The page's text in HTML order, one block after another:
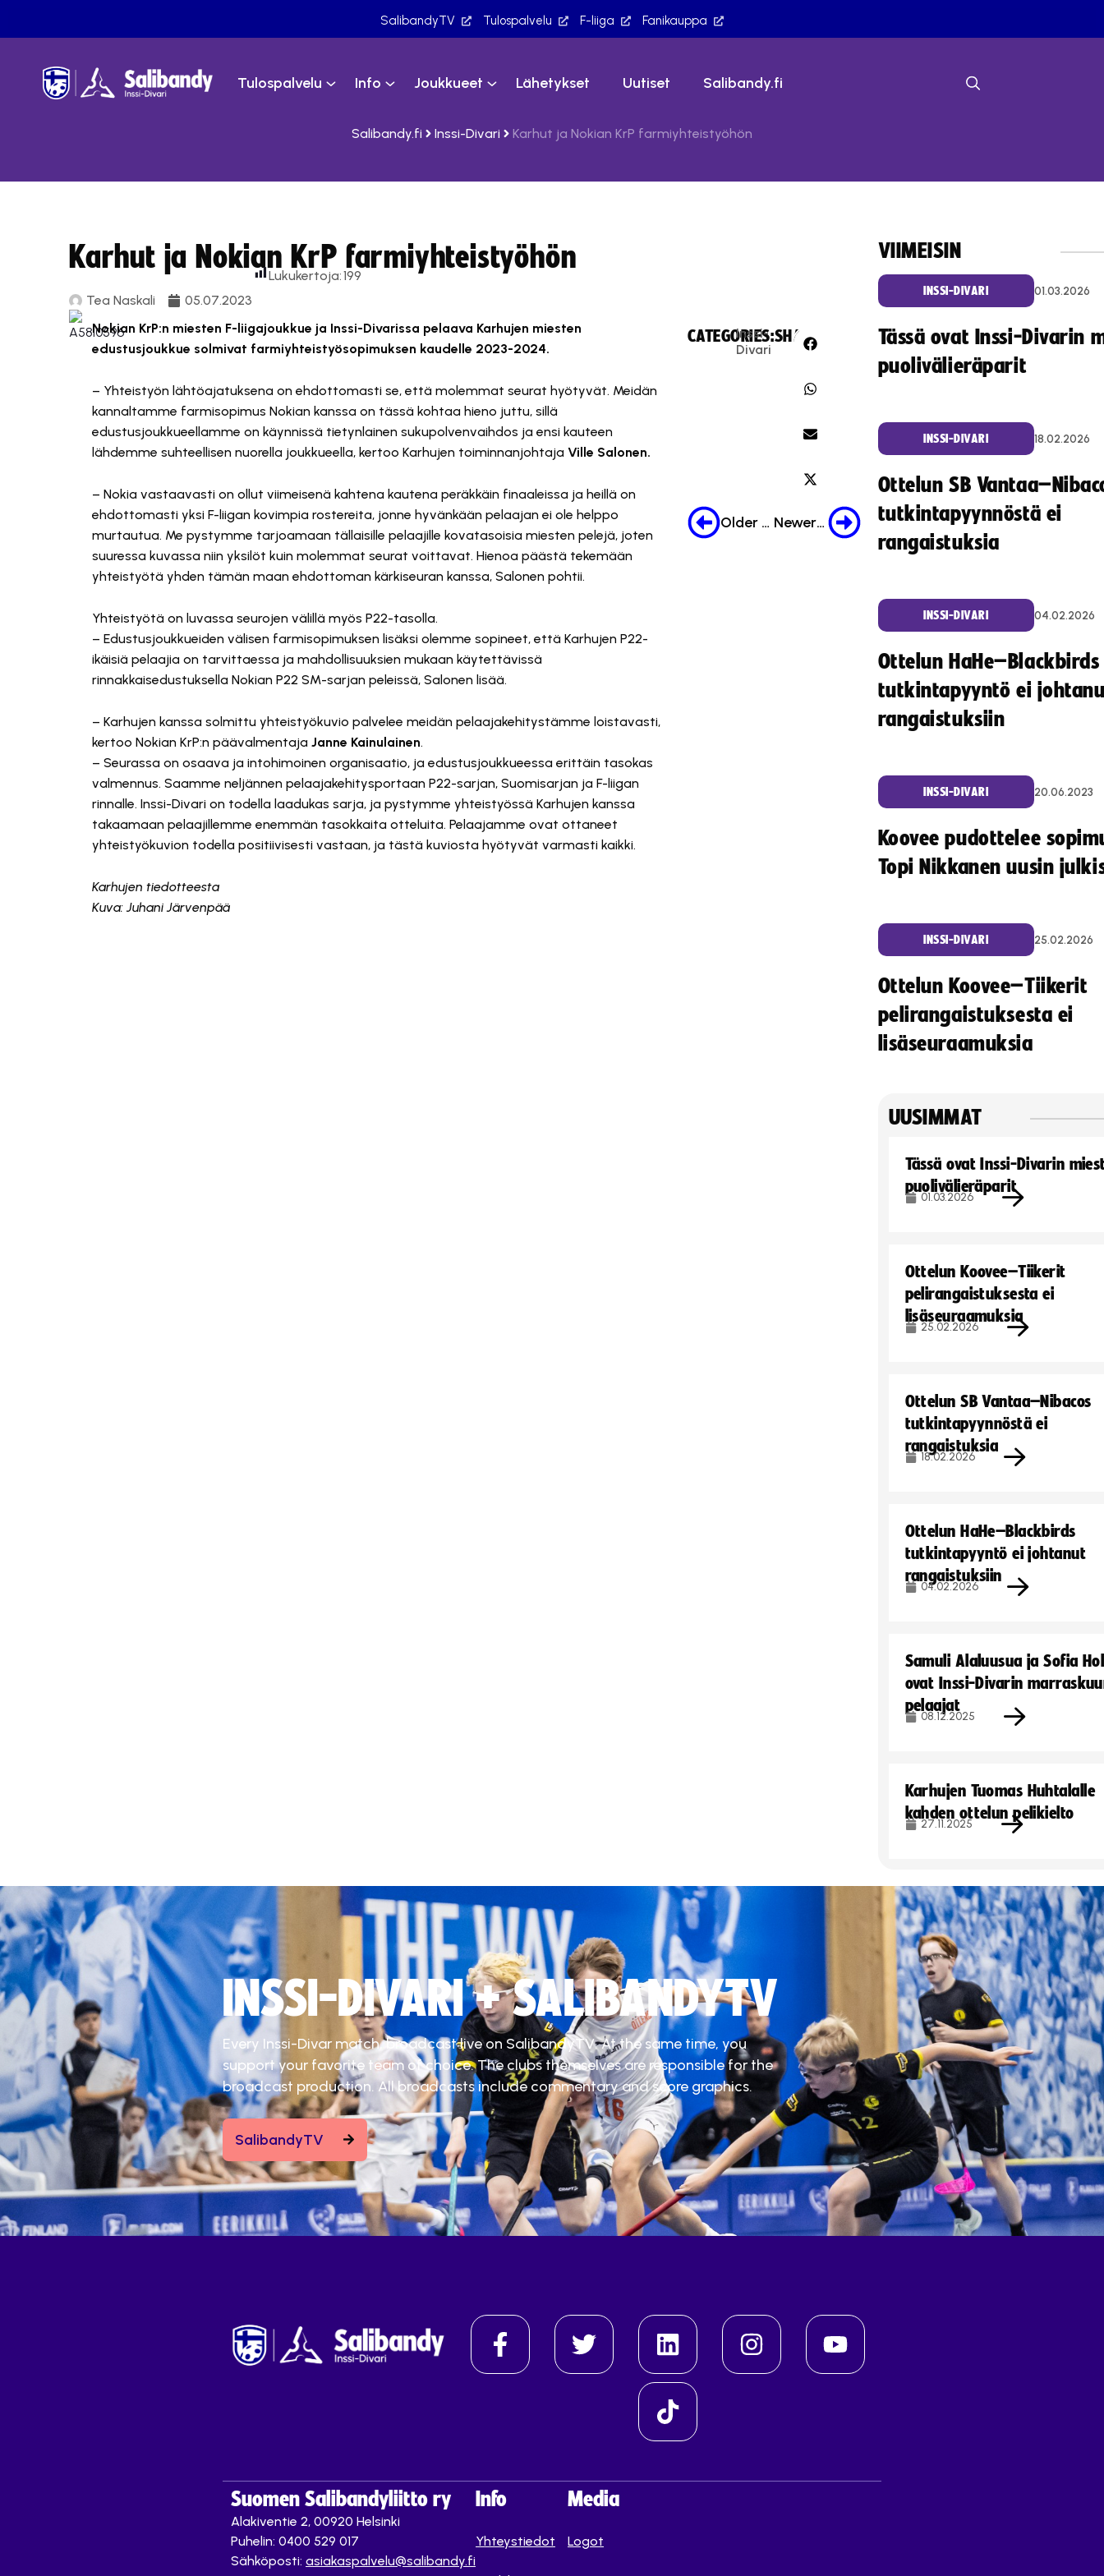
SalibandyTV Tulospalvelu F-liiga Fanikauppa
Tulospalvelu Info Joukkueet Lähetykset Uutiset Salibandy.fi
Salibandy.fi Inssi-Divari Karhut ja Nokian KrP farmiyhteistyöhön
Karhut ja Nokian KrP farmiyhteistyöhön
Tea Naskali 05.07.2023
Lukukertoja:199
Nokian KrP:n miesten F-liigajoukkue ja Inssi-Divarissa pelaava Karhujen miesten
edustusjoukkue solmivat farmiyhteistyösopimuksen kaudelle 2023-2024.
– Yhteistyön lähtöajatuksena on ehdottomasti se, että molemmat seurat hyötyvät. Meidän
kannaltamme farmisopimus Nokian kanssa on tässä kohtaa hieno juttu, sillä
edustusjoukkueellamme on käynnissä tietynlainen sukupolvenvaihdos ja ensi kauteen
lähdemme suhteellisen nuorella joukkueella, kertoo Karhujen toiminnanjohtajaVille Salonen.
– Nokia vastaavasti on ollut viimeisenä kahtena kautena peräkkäin finaaleissa ja heillä on
ehdottomasti yksi F-liigan kovimpia rostereita, jonne hyvänkään pelaajan ei ole helppo
murtautua. Me pystymme tarjoamaan tällaisille pelaajille kovatasoisia miesten pelejä, joten
suuressa kuvassa niin yksilöt kuin molemmat seurat voittavat. Hienoa päästä tekemään
yhteistyötä yhden tämän maan ehdottoman kärkiseuran kanssa, Salonen pohtii.
Yhteistyötä on luvassa seurojen välillä myös P22-tasolla.
– Edustusjoukkueiden välisen farmisopimuksen lisäksi olemme sopineet, että Karhujen P22-
ikäisiä pelaajia on tarvittaessa ja mahdollisuuksien mukaan käytettävissä
rinnakkaisedustuksella Nokian P22 SM-sarjan peleissä, Salonen lisää.
– Karhujen kanssa solmittu yhteistyökuvio palvelee meidän pelaajakehitystämme loistavasti,
kertoo Nokian KrP:n päävalmentajaJanne Kainulainen.
– Seurassa on osaava ja intohimoinen organisaatio, ja edustusjoukkueessa erittäin tasokas
valmennus. Saamme neljännen pelaajakehitysportaan P22-sarjan, Suomisarjan ja F-liigan
rinnalle. Inssi-Divari on todella laadukas sarja, ja pystymme yhteistyössä Karhujen kanssa
takaamaan pelaajillemme enemmän tasokkaita otteluita. Pelaajamme ovat ottaneet
yhteistyökuvion todella positiivisesti vastaan, ja tästä kuviosta hyötyvät varmasti kaikki.
Karhujen tiedotteesta
Kuva: Juhani Järvenpää
CATEGORIES:
Inssi-
Divari
SHARE:
Older Post Newer Post
VIIMEISIN
INSSI-DIVARI 01.03.2026
Tässä ovat Inssi-Divarin
puolivälieräparit
INSSI-DIVARI 18.02.2026
Ottelun SB
tutkintapyynnöstä ei
rangaistuksia
INSSI-DIVARI 04.02.2026
Ottelun HaHe–Blackbirds
tutkintapyyntö ei
rangaistuksiin
INSSI-DIVARI 20.06.2023
Koovee pudottelee
Topi Nikkanen uusin
INSSI-DIVARI 25.02.2026
Ottelun Koovee–Tiikerit
pelirangaistuksesta ei
lisäseuraamuksia
UUSIMMAT
Tässä ovat Inssi-Divarin
puolivälieräparit
01.03.2026
Ottelun Koovee–Tiikerit
pelirangaistuksesta ei
lisäseuraamuksia
25.02.2026
Ottelun SB Vantaa–Nibacos
tutkintapyynnöstä ei
rangaistuksia
18.02.2026
Ottelun HaHe–Blackbirds
tutkintapyyntö ei johtanut
rangaistuksiin
04.02.2026
Samuli Alaluusua ja Sofia
ovat Inssi-Divarin
pelaajat
08.12.2025
Karhujen Tuomas Huhtalalle
kahden ottelun pelikielto
27.11.2025
INSSI-DIVARI + SALIBANDYTV
Every Inssi-Divar match, broadcast live on SalibandyTV. At the same time, you
support your favorite team of choice. The clubs themselves are responsible for the
broadcast production. All broadcasts include commentary and score graphics.
SalibandyTV
Suomen Salibandyliitto ry
Alakiventie 2, 00920 Helsinki
Puhelin: 0400 529 017
Sähköposti: asiakaspalvelu@salibandy.fi
Info
Yhteystiedot
Media
Logot